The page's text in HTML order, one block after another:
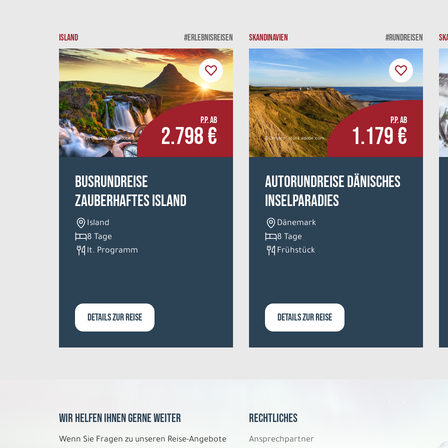
ISLAND #ERLEBNISREISEN
©Lukas Gojda - stock.adobe.com
P.P. AB
2.798 €
Busrundreise
Zauberhaftes Island
Island
8 Tage
lt. Programm
DETAILS ZUR REISE
SKANDINAVIEN #RUNDREISEN
© Dmytro - stock.adobe.com
P.P. AB
1.179 €
Autorundreise Dänisches
Inselparadies
Dänemark
8 Tage
Frühstück
DETAILS ZUR REISE
Wir helfen Ihnen gerne weiter
Wenn Sie Fragen zu unseren Reise-Angebote
Rechtliches
Ansprechpartner